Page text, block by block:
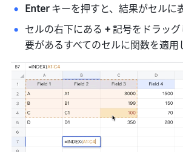
Enter キーを押すと、結果がセルに
セルの右下にある + 記号をドラッ
要があるすべてのセルに関数を適用